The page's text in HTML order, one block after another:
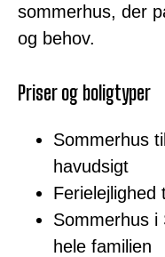
sommerhus, der
og behov.
Priser og boligtyper
Sommerhus
havudsigt
Ferielejlighed
Sommerhus i
hele familien